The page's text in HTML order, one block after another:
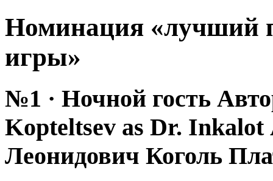
Номинация «лучший
игры»
№1 · Ночной гость
Kopteltsev as Dr. Inkalot
Леонидович Коголь